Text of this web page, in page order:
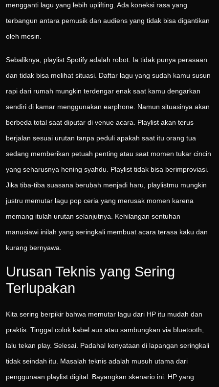
mengganti lagu yang lebih uplifting. Ada koneksi rasa yang
terbangun antara pemusik dan audiens yang tidak bisa digantikan
oleh mesin.
Sebaliknya, playlist Spotify adalah robot. Ia tidak punya perasaan
dan tidak bisa melihat situasi. Daftar lagu yang sudah kamu susun
rapi dari rumah mungkin terdengar enak saat kamu dengarkan
sendiri di kamar menggunakan earphone. Namun situasinya akan
berbeda total saat diputar di venue acara. Playlist akan terus
berjalan sesuai urutan tanpa peduli apakah saat itu orang tua
sedang memberikan petuah penting atau saat momen tukar cincin
yang seharusnya hening syahdu. Playlist tidak bisa berimproviasi.
Jika tiba-tiba suasana berubah menjadi haru, playlistmu mungkin
justru memutar lagu pop ceria yang merusak momen karena
memang itulah urutan selanjutnya. Kehilangan sentuhan
manusiawi inilah yang seringkali membuat acara terasa kaku dan
kurang bernyawa.
Urusan Teknis yang Sering
Terlupakan
Kita sering berpikir bahwa memutar lagu dari HP itu mudah dan
praktis. Tinggal colok kabel aux atau sambungkan via bluetooth,
lalu tekan play. Selesai. Padahal kenyataan di lapangan seringkali
tidak seindah itu. Masalah teknis adalah musuh utama dari
penggunaan playlist digital. Bayangkan skenario ini. HP yang